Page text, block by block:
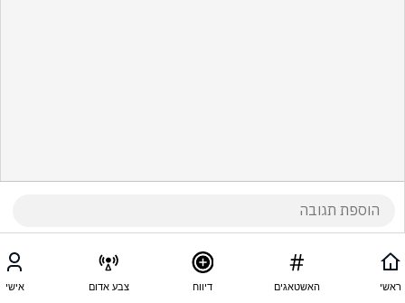
ראשי האשטאגים דיווח צבע אדום אישי